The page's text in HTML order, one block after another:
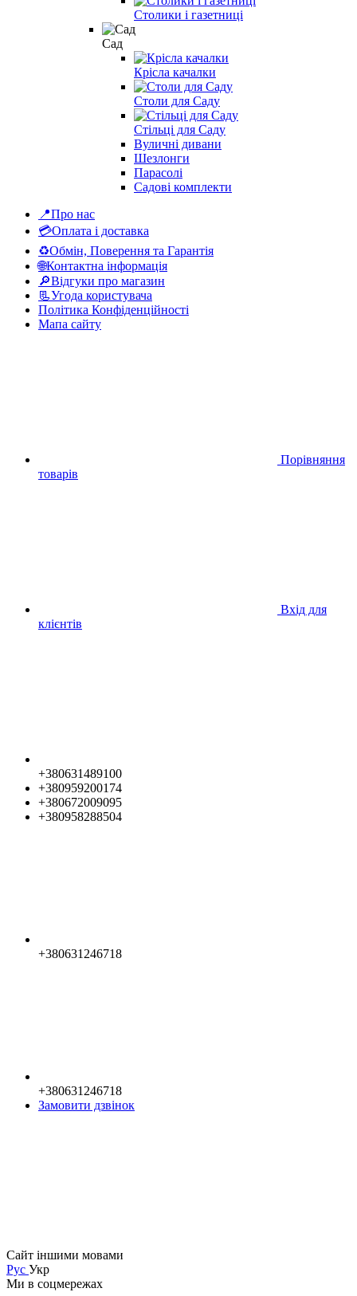
Столики і газетниці
Сад
Крісла качалки
Столи для Саду
Стільці для Саду
Вуличні дивани
Шезлонги
Парасолі
Садові комплекти
📍Про нас
💳Оплата і доставка
♻Обмін, Поверення та Гарантія
🌐Контактна інформація
🔎Відгуки про магазин
📃Угода користувача
Політика Конфіденційності
Мапа сайту
Порівняння
товарів
Вхід для
клієнтів
+380631489100
+380959200174
+380672009095
+380958288504
+380631246718
+380631246718
Замовити дзвінок
Сайт іншими мовами
Рус Укр
Ми в соцмережах